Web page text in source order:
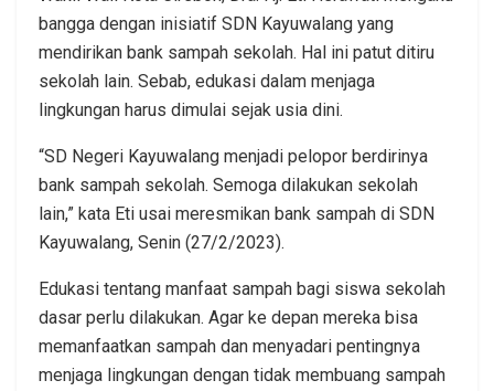
bangga dengan inisiatif SDN Kayuwalang yang
mendirikan bank sampah sekolah. Hal ini patut ditiru
sekolah lain. Sebab, edukasi dalam menjaga
lingkungan harus dimulai sejak usia dini.
“SD Negeri Kayuwalang menjadi pelopor berdirinya
bank sampah sekolah. Semoga dilakukan sekolah
lain,” kata Eti usai meresmikan bank sampah di SDN
Kayuwalang, Senin (27/2/2023).
Edukasi tentang manfaat sampah bagi siswa sekolah
dasar perlu dilakukan. Agar ke depan mereka bisa
memanfaatkan sampah dan menyadari pentingnya
menjaga lingkungan dengan tidak membuang sampah